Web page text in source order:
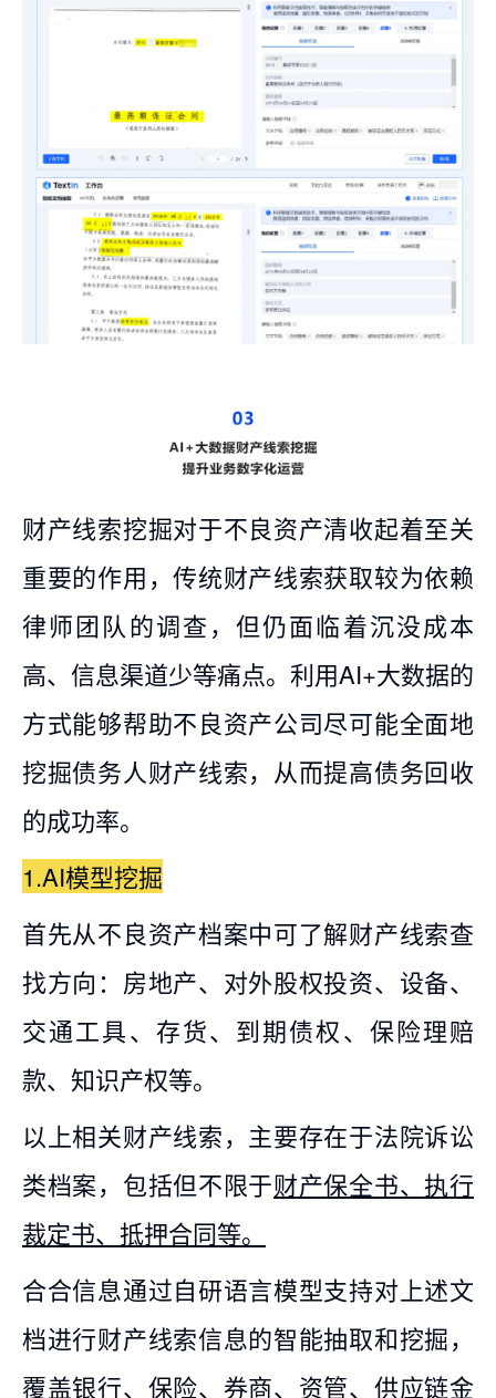
财产线索挖掘对于不良资产清收起着至关
重要的作用，传统财产线索获取较为依赖
律师团队的调查，但仍面临着沉没成本
高、信息渠道少等痛点。利用AI+大数据的
方式能够帮助不良资产公司尽可能全面地
挖掘债务人财产线索，从而提高债务回收
的成功率。
1.AI模型挖掘
首先从不良资产档案中可了解财产线索查
找方向：房地产、对外股权投资、设备、
交通工具、存货、到期债权、保险理赔
款、知识产权等。
以上相关财产线索，主要存在于法院诉讼
类档案，包括但不限于财产保全书、执行
裁定书、抵押合同等。
合合信息通过自研语言模型支持对上述文
档进行财产线索信息的智能抽取和挖掘，
覆盖银行、保险、券商、资管、供应链金